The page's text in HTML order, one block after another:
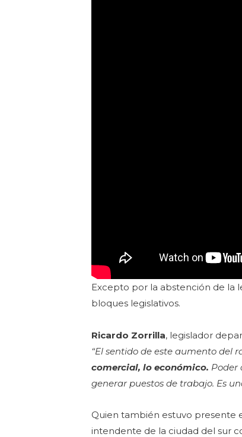
Excepto por la abstención de la
bloques legislativos.
Ricardo Zorrilla, legislador
“El sentido de este aumento del
comercial, lo económico. Poder
generar puestos de trabajo. Es
Quien también estuvo presente
intendente de la ciudad del sur